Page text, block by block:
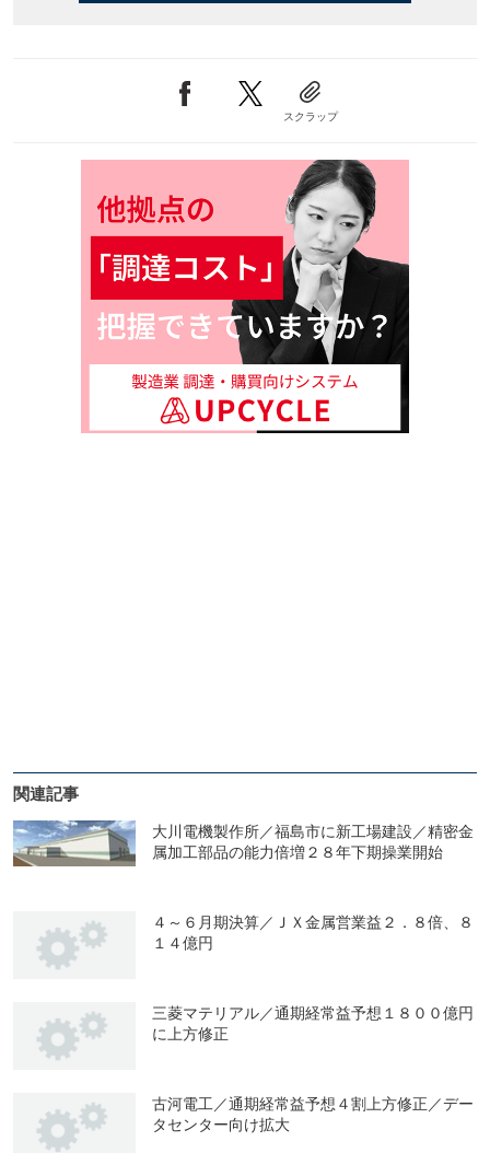
スクラップ
関連記事
大川電機製作所／福島市に新工場建設／精密金
属加工部品の能力倍増２８年下期操業開始
４～６月期決算／ＪＸ金属営業益２．８倍、８
１４億円
三菱マテリアル／通期経常益予想１８００億円
に上方修正
古河電工／通期経常益予想４割上方修正／デー
タセンター向け拡大